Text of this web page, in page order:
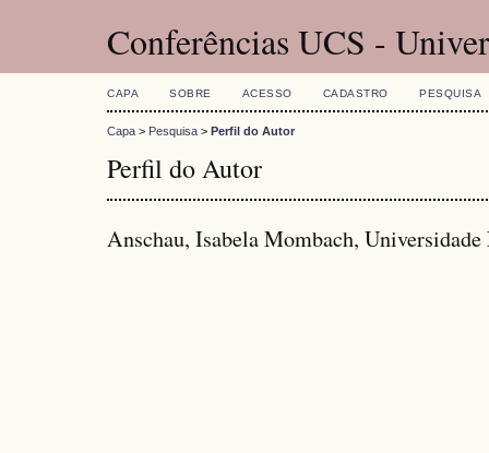
Conferências UCS -
CAPA SOBRE ACESSO CADASTRO PESQUISA
Capa > Pesquisa > Perfil do Autor
Perfil do Autor
Anschau, Isabela Mombach, Universidade